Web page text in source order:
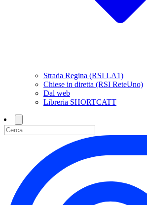
Strada Regina (RSI LA1)
Chiese in diretta (RSI ReteUno)
Dal web
Libreria SHORTCATT